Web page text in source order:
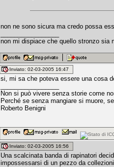
non ne sono sicura ma credo possa
non mi dispiace che quello stronzo sia
Inviato: 02-03-2005 16:47
si, mi sa che poteva essere una cosa
Non si può vivere senza storie come
Perché se senza mangiare si muore,
Roberto Benigni
Inviato: 02-03-2005 16:56
Una scalcinata banda di rapinatori
impossessarsi di un pezzo da